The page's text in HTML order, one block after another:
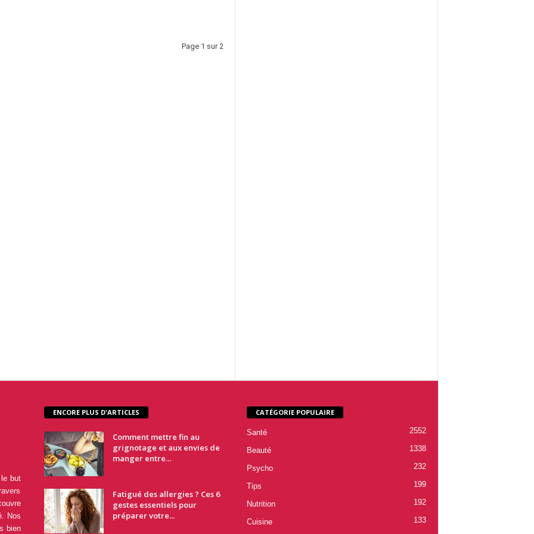
Page 1 sur 2
but
Nos
bien
ENCORE PLUS D'ARTICLES
Comment mettre fin au
grignotage et aux envies de
manger entre...
Fatigué des allergies ? Ces 6
gestes essentiels pour
préparer votre...
CATÉGORIE POPULAIRE
Santé 2552
Beauté 1338
Psycho 232
Tips 199
Nutrition 192
Cuisine
133